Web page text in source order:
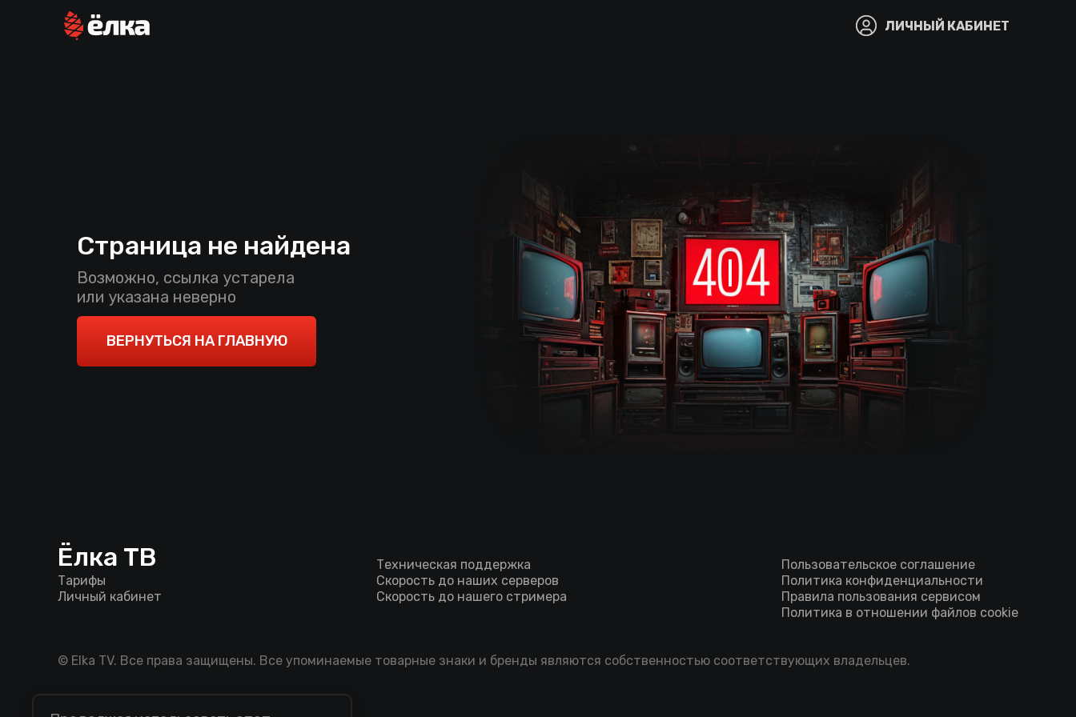
ЛИЧНЫЙ КАБИНЕТ
Страница не найдена
Возможно, ссылка устарела
или указана неверно
ВЕРНУТЬСЯ НА ГЛАВНУЮ
Ёлка ТВ
Тарифы
Личный кабинет
Техническая поддержка
Скорость до наших серверов
Скорость до нашего стримера
Пользовательское соглашение
Политика конфиденциальности
Правила пользования сервисом
Политика в отношении файлов cookie
© Elka TV. Все права защищены. Все упоминаемые товарные знаки и бренды являются собственностью соответствующих владельцев.